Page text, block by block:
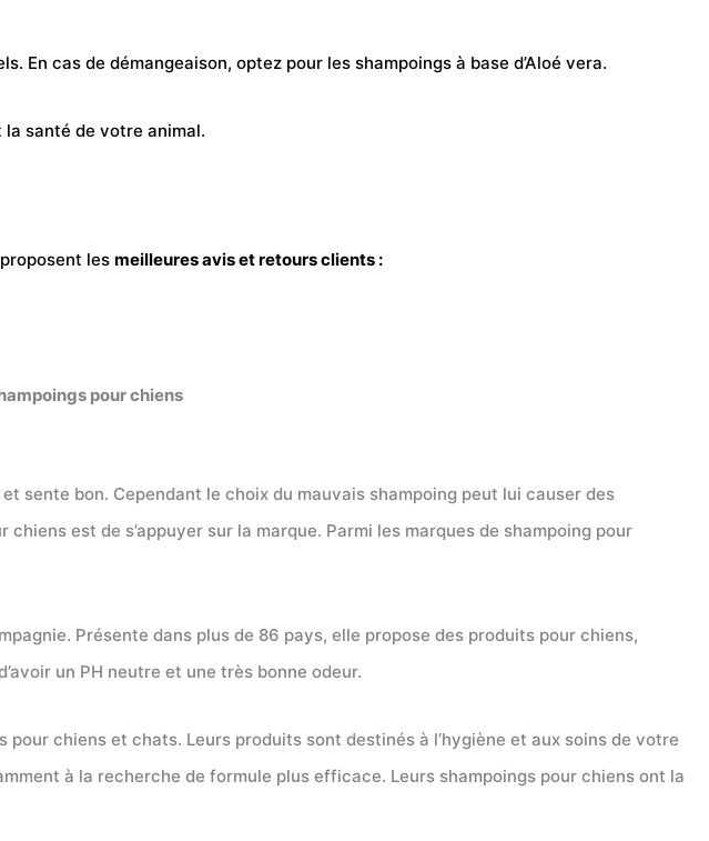
cas de démangeaison, optez pour les shampoings à base d’Aloé vera.
santé de votre animal.
les meilleures avis et retours clients :
pour chiens
sente bon. Cependant le choix du mauvais shampoing peut lui causer des
est de s’appuyer sur la marque. Parmi les marques de shampoing pour
Présente dans plus de 86 pays, elle propose des produits pour chiens,
un PH neutre et une très bonne odeur.
chiens et chats. Leurs produits sont destinés à l’hygiène et aux soins de votre
à la recherche de formule plus efficace. Leurs shampoings pour chiens ont la